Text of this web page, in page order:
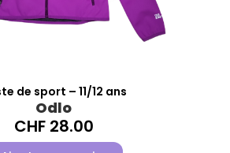
de sport – 11/12 ans
Odlo
CHF28.00